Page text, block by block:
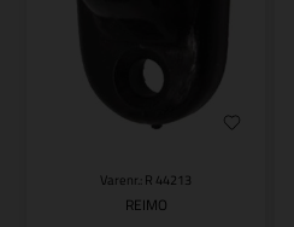
Varenr.: R 44213
REIMO